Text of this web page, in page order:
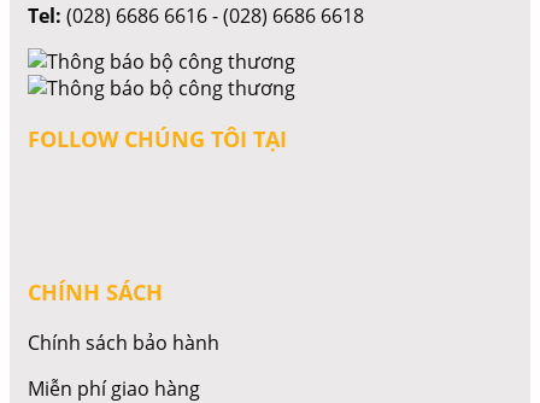
Tel: (028) 6686 6616 - (028) 6686 6618
FOLLOW CHÚNG TÔI TẠI
CHÍNH SÁCH
Chính sách bảo hành
Miễn phí giao hàng